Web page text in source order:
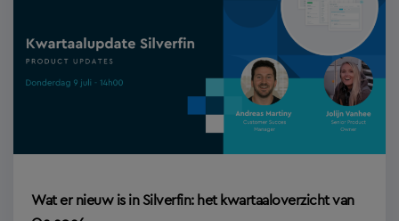
Wat er nieuw is in Silverfin: het kwartaaloverzicht van